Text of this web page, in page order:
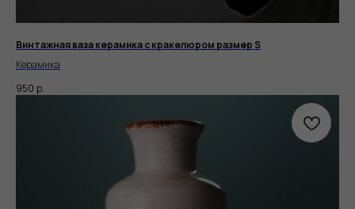
Винтажная ваза керамика с кракелюром размер S
Керамика
950 р.